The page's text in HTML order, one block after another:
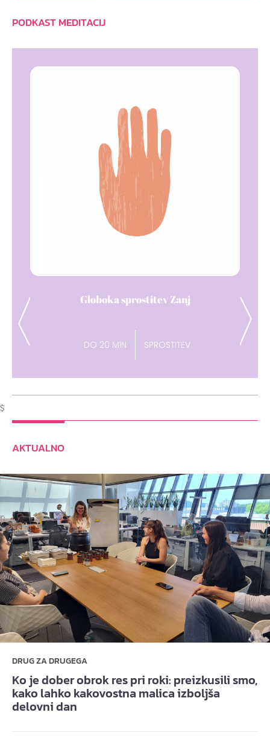
PODKAST MEDITACIJ
Previous
Dih pavza
DO 15 MIN ENERGIJA
Next
$
AKTUALNO
DRUG ZA DRUGEGA
Ko je dober obrok res pri roki: preizkusili smo,
kako lahko kakovostna malica izboljša
delovni dan